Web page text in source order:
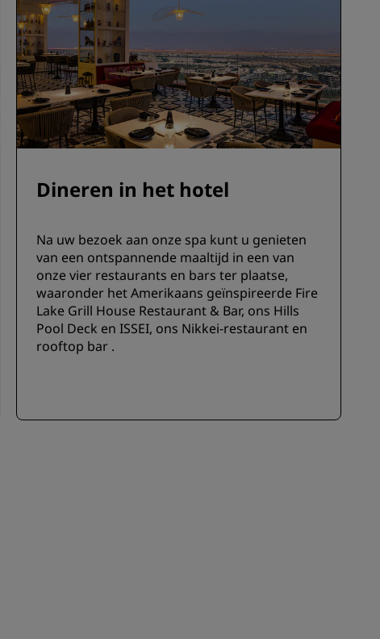
Dineren in het hotel
Na uw bezoek aan onze spa kunt u genieten
van een ontspannende maaltijd in een van
onze vier restaurants en bars ter plaatse,
waaronder het Amerikaans geïnspireerde Fire
Lake Grill House Restaurant & Bar, ons Hills
Pool Deck en ISSEI, ons Nikkei-restaurant en
rooftop bar .